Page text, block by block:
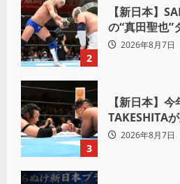
2
【新日本】
の“真田聖也”
Yuto-IceをKO
2026年8月7日
3
【新日本】
TAKESHITA
悟、強いわ！」
2026年8月7日